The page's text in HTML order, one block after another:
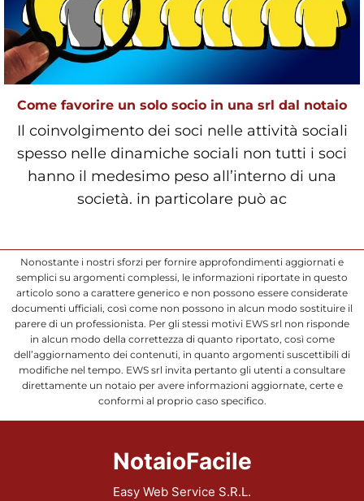
Come favorire un solo socio in una srl dal notaio
Il coinvolgimento dei soci nelle attività sociali
spesso nelle dinamiche sociali non tutti i soci
hanno il medesimo peso all’interno di una
società. in particolare può ac
Nonostante i nostri sforzi per fornire approfondimenti aggiornati e
semplici su argomenti complessi, le informazioni riportate in questo
articolo sono a carattere generico e non possono essere considerate
documenti ufficiali, così come non possono in alcun modo sostituire il
parere di un professionista. Per gli stessi motivi EWS srl non risponde
in alcun modo della correttezza di quanto riportato, così come
dell’aggiornamento dei contenuti, in quanto argomenti suscettibili di
modifiche nel tempo. EWS srl invita pertanto gli utenti a consultare
direttamente un notaio per avere informazioni aggiornate, certe e
conformi al proprio caso specifico.
NotaioFacile
Easy Web Service S.R.L.